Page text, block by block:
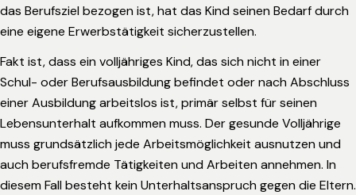
das Berufsziel bezogen ist, hat das Kind seinen Bedarf durch
eine eigene Erwerbstätigkeit sicherzustellen.
Fakt ist, dass ein volljähriges Kind, das sich nicht in einer
Schul- oder Berufsausbildung befindet oder nach Abschluss
einer Ausbildung arbeitslos ist, primär selbst für seinen
Lebensunterhalt aufkommen muss. Der gesunde Volljährige
muss grundsätzlich jede Arbeitsmöglichkeit ausnutzen und
auch berufsfremde Tätigkeiten und Arbeiten annehmen. In
diesem Fall besteht kein Unterhaltsanspruch gegen die Eltern.